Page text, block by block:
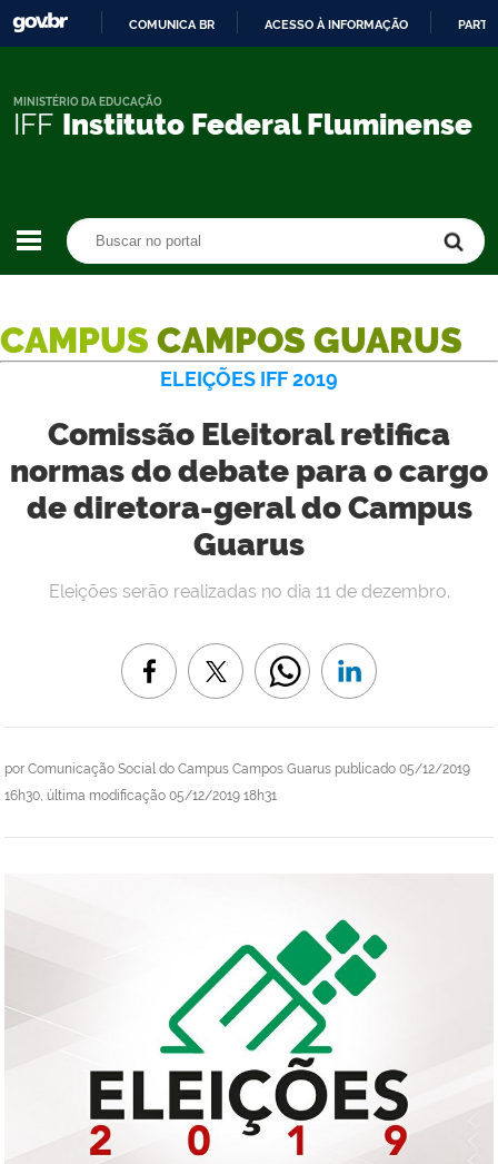
CONTEÚDO
COMUNICA BR ACESSO À INFORMAÇÃO
IFF Instituto Federal Fluminense
MINISTÉRIO DA EDUCAÇÃO
CAMPUS CAMPOS GUARUS
ELEIÇÕES IFF 2019
Comissão Eleitoral retifica
normas do debate para o cargo
de diretora-geral do Campus
Guarus
por Comunicação Social do Campus Campos Guarus publicado 05/12/2019
16h30, última modificação 05/12/2019 18h31
Eleições serão realizadas no dia 11 de dezembro.